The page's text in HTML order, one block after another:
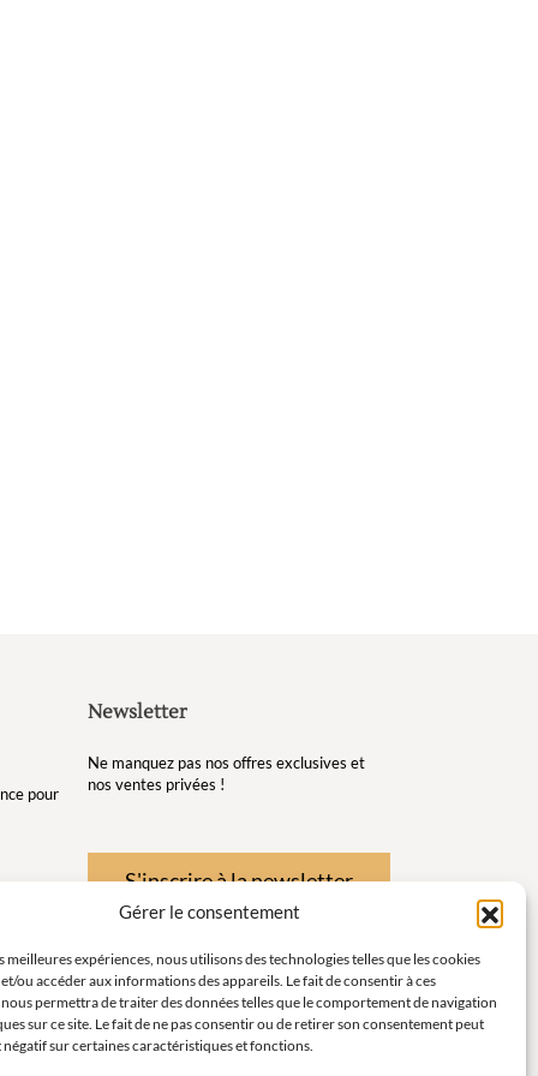
Gérer le consentement
meilleures expériences, nous utilisons des technologies telles que les cookies
ou accéder aux informations des appareils. Le fait de consentir à ces
permettra de traiter des données telles que le comportement de navigation
sur ce site. Le fait de ne pas consentir ou de retirer son consentement peut
sur certaines caractéristiques et fonctions.
pour
et de
pour
Newsletter
Ne manquez pas nos offres exclusives et
nos ventes privées !
S'inscrire à la newsletter